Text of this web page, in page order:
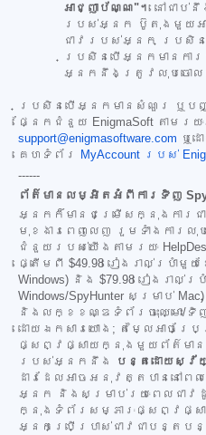
អាជ្ញាប័ណ្ណ"។ នៅជាប់
របស់អ្នក ប៊ូតុងមួយអា
ជាវរបស់អ្នក ប្រសិន
ប្រសិនបើអ្នកមានកា
អ្នកនឹងត្រូវលុបចោល
ប្រសិនបើអ្នកមានសំណួរ ឬបញ្
ផ្នែកជំនួយ EnigmaSoft តាមរយ
support@enigmasoftware.com ឬដ
គេហទំព័រ
MyAccount របស់
------
ព័ត៌មានលម្អិតអំពីការទិញ
អ្នកក៏មានជម្រើសក្នុងការជា
មុខងារពេញលេញ រួមទាំងការលុ
ជំនួយរបស់យើងតាមរយៈ
ផ្តើមពី $49.98 រៀងរាល់ប្រាំមួយខ
Windows) និង $79.98 រៀងរាល់ប្រ
Windows/SpyHunter សម្រាប់
និងលក្ខខណ្ឌទំព័រចុះឈ្មោះ/ទិញ
ដោយឯកសារយោង; តម្លៃអាចប្រ
ផ្សព្វផ្សាយក្នុងមួយព័ត៌មា
របស់អ្នកនឹង
បន្តដោយស្
ដារដែលអាចអនុវត្តបាននៅពេ
អ្នក និងសម្រាប់រយៈពេលជាវ
ក្នុងទំព័រសម្ភារៈផ្សព្វផ្ស
អ្នកប្រើប្រាស់ជាវជាបន្តបន្